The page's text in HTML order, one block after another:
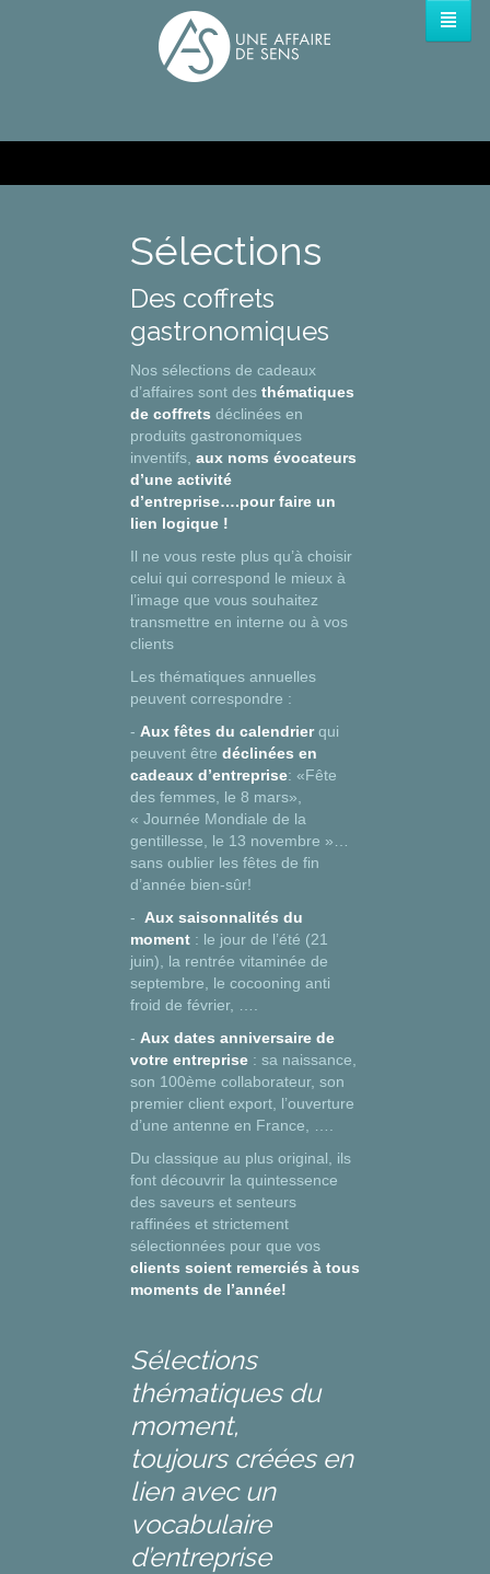
Sélections
Des coffrets
gastronomiques
Nos sélections de cadeaux
d’affaires sont des thématiques
de coffrets déclinées en
produits gastronomiques
inventifs, aux noms évocateurs
d’une activité
d’entreprise….pour faire un
lien logique !
Il ne vous reste plus qu’à choisir
celui qui correspond le mieux à
l’image que vous souhaitez
transmettre en interne ou à vos
clients
Les thématiques annuelles
peuvent correspondre :
- Aux fêtes du calendrierqui
peuvent être déclinées en
cadeaux d’entreprise: «Fête
des femmes, le 8 mars»,
« Journée Mondiale de la
gentillesse, le 13 novembre »…
sans oublier les fêtes de fin
d’année bien-sûr!
- Aux saisonnalités du
moment : le jour de l’été (21
juin), la rentrée vitaminée de
septembre, le cocooning anti
froid de février, ….
- Aux dates anniversaire de
votre entreprise : sa naissance,
son 100ème collaborateur, son
premier client export, l’ouverture
d’une antenne en France, ….
Du classique au plus original, ils
font découvrir la quintessence
des saveurs et senteurs
raffinées et strictement
sélectionnées pour que vos
clients soient remerciés à tous
moments de l’année!
Sélections
thématiques du
moment,
toujours créées en
lien avec un
vocabulaire
d’entreprise